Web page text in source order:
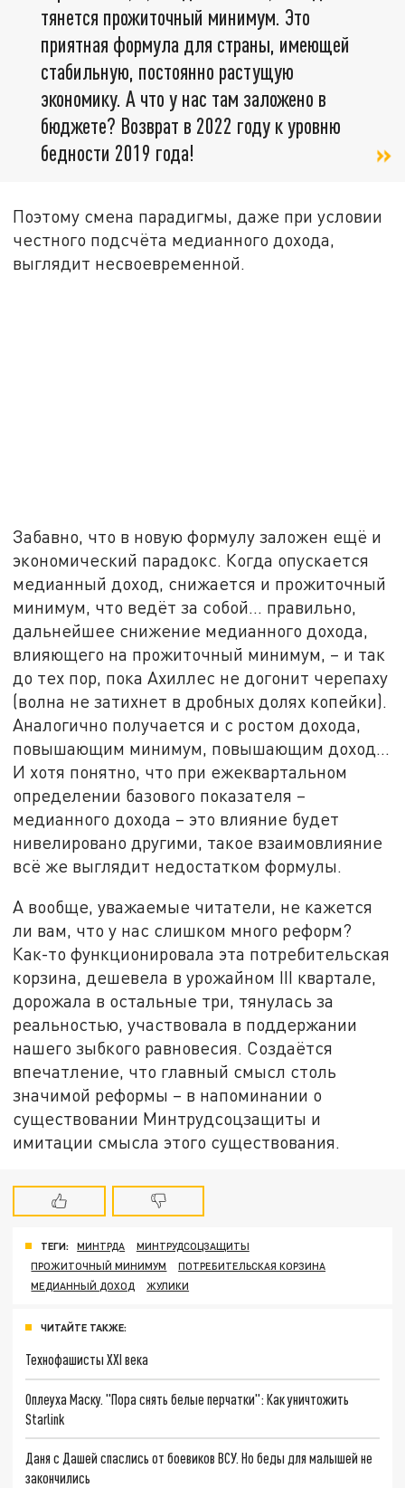
тянется прожиточный минимум. Это
приятная формула для страны, имеющей
стабильную, постоянно растущую
экономику. А что у нас там заложено в
бюджете? Возврат в 2022 году к уровню
бедности 2019 года!
Поэтому смена парадигмы, даже при условии
честного подсчёта медианного дохода,
выглядит несвоевременной.
Забавно, что в новую формулу заложен ещё и
экономический парадокс. Когда опускается
медианный доход, снижается и прожиточный
минимум, что ведёт за собой... правильно,
дальнейшее снижение медианного дохода,
влияющего на прожиточный минимум, – и так
до тех пор, пока Ахиллес не догонит черепаху
(волна не затихнет в дробных долях копейки).
Аналогично получается и с ростом дохода,
повышающим минимум, повышающим доход...
И хотя понятно, что при ежеквартальном
определении базового показателя –
медианного дохода – это влияние будет
нивелировано другими, такое взаимовлияние
всё же выглядит недостатком формулы.
А вообще, уважаемые читатели, не кажется
ли вам, что у нас слишком много реформ?
Как-то функционировала эта потребительская
корзина, дешевела в урожайном III квартале,
дорожала в остальные три, тянулась за
реальностью, участвовала в поддержании
нашего зыбкого равновесия. Создаётся
впечатление, что главный смысл столь
значимой реформы – в напоминании о
существовании Минтрудсоцзащиты и
имитации смысла этого существования.
ТЕГИ: МИНТРДА
МИНТРУДСОЦЗАЩИТЫ
ПРОЖИТОЧНЫЙ МИНИМУМ
ПОТРЕБИТЕЛЬСКАЯ КОРЗИНА
МЕДИАННЫЙ ДОХОД
ЖУЛИКИ
ЧИТАЙТЕ ТАКЖЕ:
Технофашисты XXI века
Оплеуха Маску. "Пора снять белые перчатки": Как уничтожить
Starlink
Даня с Дашей спаслись от боевиков ВСУ. Но беды для малышей не
закончились